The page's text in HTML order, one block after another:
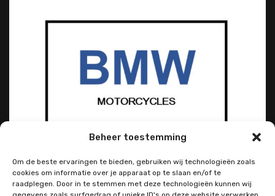
Beheer toestemming
Om de beste ervaringen te bieden, gebruiken wij technologieën zoals
cookies om informatie over je apparaat op te slaan en/of te
raadplegen. Door in te stemmen met deze technologieën kunnen wij